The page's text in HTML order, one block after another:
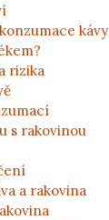
kávy
rizika
s rakovinou
a rakovina